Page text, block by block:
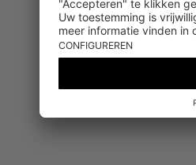
Gratis Standaard